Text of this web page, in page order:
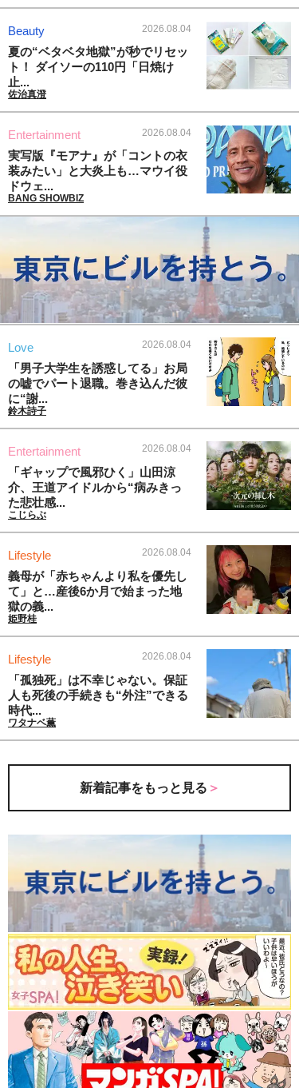
Beauty 2026.08.04
夏の“ベタベタ地獄”が秒でリセッ
ト！ ダイソーの110円「日焼け
止...
佐治真澄
Entertainment 2026.08.04
実写版『モアナ』が「コントの衣
装みたい」と大炎上も…マウイ役
ドウェ...
BANG SHOWBIZ
Love 2026.08.04
「男子大学生を誘惑してる」お局
の嘘でパート退職。巻き込んだ彼
に“謝...
鈴木詩子
Entertainment 2026.08.04
「ギャップで風邪ひく」山田涼
介、王道アイドルから“病みきっ
た悲壮感...
こじらぶ
Lifestyle 2026.08.04
義母が「赤ちゃんより私を優先し
て」と…産後6か月で始まった地
獄の義...
姫野桂
Lifestyle 2026.08.04
「孤独死」は不幸じゃない。保証
人も死後の手続きも“外注”できる
時代...
ワタナベ薫
新着記事をもっと見る